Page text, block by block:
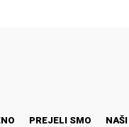
PREJELI SMO